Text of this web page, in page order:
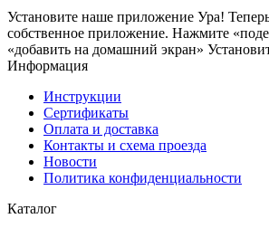
Установите наше приложение Ура!
собственное приложение. Нажмите
«добавить на домашний экран»
Информация
Инструкции
Сертификаты
Оплата и доставка
Контакты и схема проезда
Новости
Политика конфиденциальности
Каталог